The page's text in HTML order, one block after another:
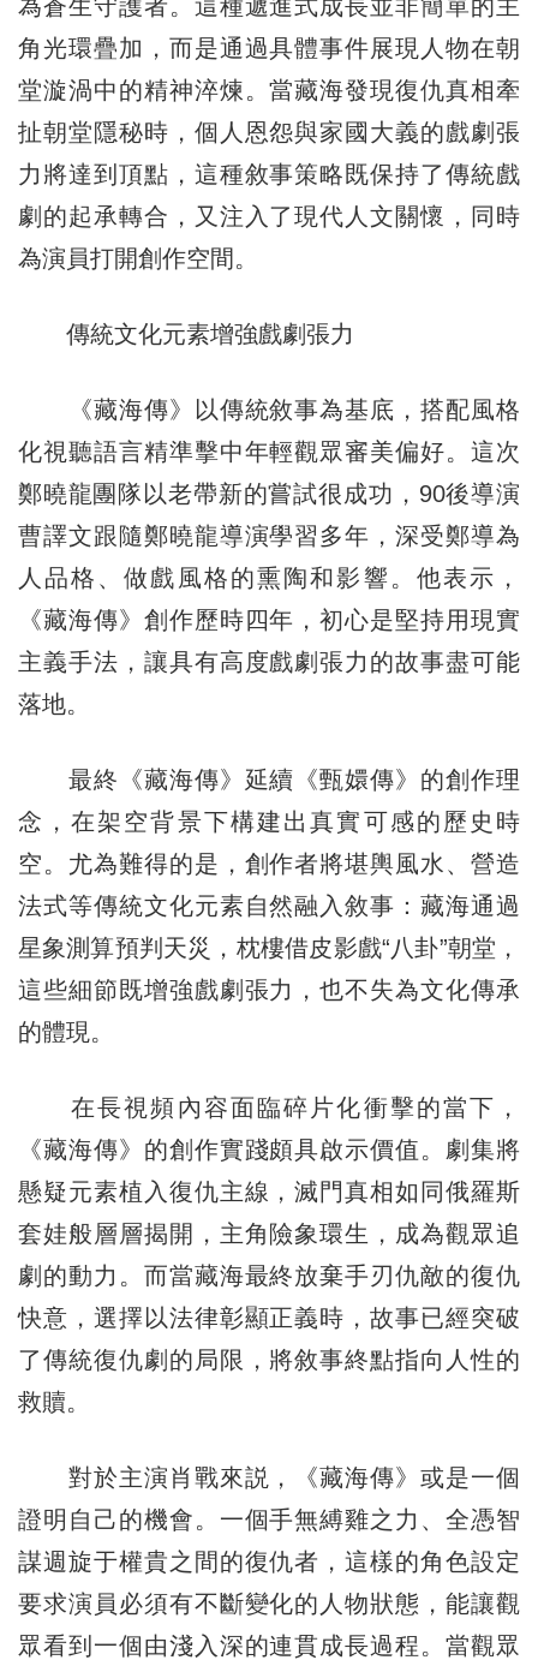
為蒼生守護者。這種遞進式成長並非簡單的主
角光環疊加，而是通過具體事件展現人物在朝
堂漩渦中的精神淬煉。當藏海發現復仇真相牽
扯朝堂隱秘時，個人恩怨與家國大義的戲劇張
力將達到頂點，這種敘事策略既保持了傳統戲
劇的起承轉合，又注入了現代人文關懷，同時
為演員打開創作空間。
傳統文化元素增強戲劇張力
《藏海傳》以傳統敘事為基底，搭配風格
化視聽語言精準擊中年輕觀眾審美偏好。這次
鄭曉龍團隊以老帶新的嘗試很成功，90後導演
曹譯文跟隨鄭曉龍導演學習多年，深受鄭導為
人品格、做戲風格的熏陶和影響。他表示，
《藏海傳》創作歷時四年，初心是堅持用現實
主義手法，讓具有高度戲劇張力的故事盡可能
落地。
最終《藏海傳》延續《甄嬛傳》的創作理
念，在架空背景下構建出真實可感的歷史時
空。尤為難得的是，創作者將堪輿風水、營造
法式等傳統文化元素自然融入敘事：藏海通過
星象測算預判天災，枕樓借皮影戲“八卦”朝堂，
這些細節既增強戲劇張力，也不失為文化傳承
的體現。
在長視頻內容面臨碎片化衝擊的當下，
《藏海傳》的創作實踐頗具啟示價值。劇集將
懸疑元素植入復仇主線，滅門真相如同俄羅斯
套娃般層層揭開，主角險象環生，成為觀眾追
劇的動力。而當藏海最終放棄手刃仇敵的復仇
快意，選擇以法律彰顯正義時，故事已經突破
了傳統復仇劇的局限，將敘事終點指向人性的
救贖。
對於主演肖戰來説，《藏海傳》或是一個
證明自己的機會。一個手無縛雞之力、全憑智
謀週旋于權貴之間的復仇者，這樣的角色設定
要求演員必須有不斷變化的人物狀態，能讓觀
眾看到一個由淺入深的連貫成長過程。當觀眾